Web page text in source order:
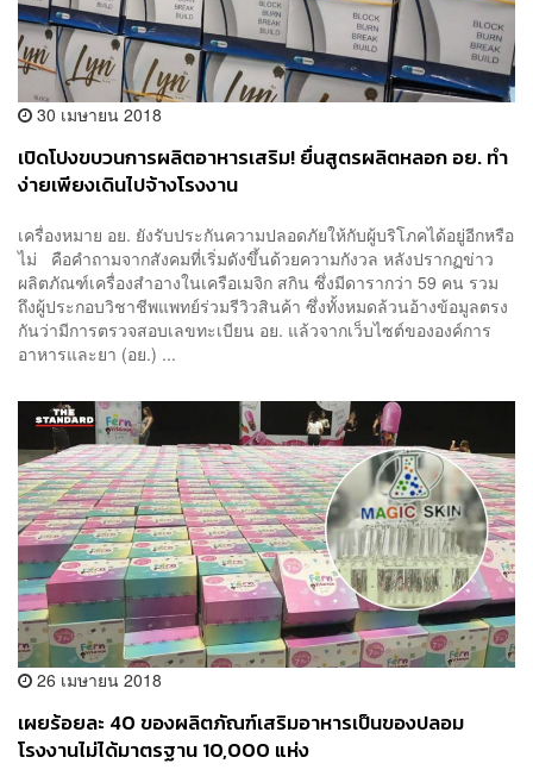
30 เมษายน 2018
เปิดโปงขบวนการผลิตอาหารเสริม! ยื่นสูตรผลิตหลอก อย. ทำ
ง่ายเพียงเดินไปจ้างโรงงาน
เครื่องหมาย อย. ยังรับประกันความปลอดภัยให้กับผู้บริโภคได้อยู่อีกหรือ
ไม่ คือคำถามจากสังคมที่เริ่มดังขึ้นด้วยความกังวล หลังปรากฏข่าว
ผลิตภัณฑ์เครื่องสำอางในเครือเมจิก สกิน ซึ่งมีดารากว่า 59 คน รวม
ถึงผู้ประกอบวิชาชีพแพทย์ร่วมรีวิวสินค้า ซึ่งทั้งหมดล้วนอ้างข้อมูลตรง
กันว่ามีการตรวจสอบเลขทะเบียน อย. แล้วจากเว็บไซต์ขององค์การ
อาหารและยา (อย.) ...
26 เมษายน 2018
เผยร้อยละ 40 ของผลิตภัณฑ์เสริมอาหารเป็นของปลอม
โรงงานไม่ได้มาตรฐาน 10,000 แห่ง